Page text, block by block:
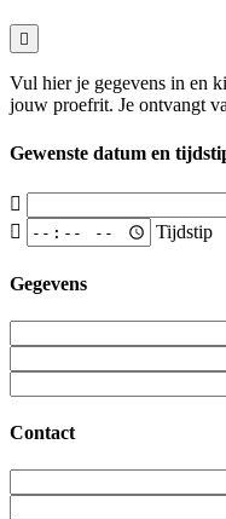
Vul hier je gegevens in en
jouw proefrit. Je ontvangt
Gewenste datum en
Tijdstip
Gegevens
Contact